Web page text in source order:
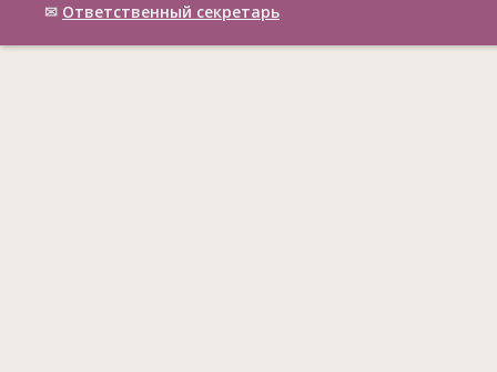
✉ Ответственный cекретарь